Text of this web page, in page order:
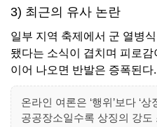
3) 최근의 유사 논란
일부 지역 축제에서 군 열병
됐다는 소식이 겹치며 피로
이어 나오면 반발은 증폭된다.
온라인 여론은 ‘행위’보다 ‘
공공장소일수록 상징의 강도